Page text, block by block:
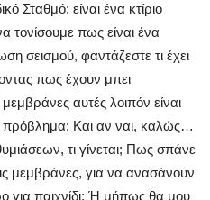
Σταθμό: είναι ένα κτίριο
τονίσουμε πως είναι ένα
σεισμού, φαντάζεστε τι έχει
πως έχουν μπει
αυτές λοιπόν είναι
πρόβλημα; Και αν ναι, καλώς…
τι γίνεται; Πως σπάνε
μεμβράνες, για να ανασάνουν
για παιχνίδι; Ή μήπως θα μου